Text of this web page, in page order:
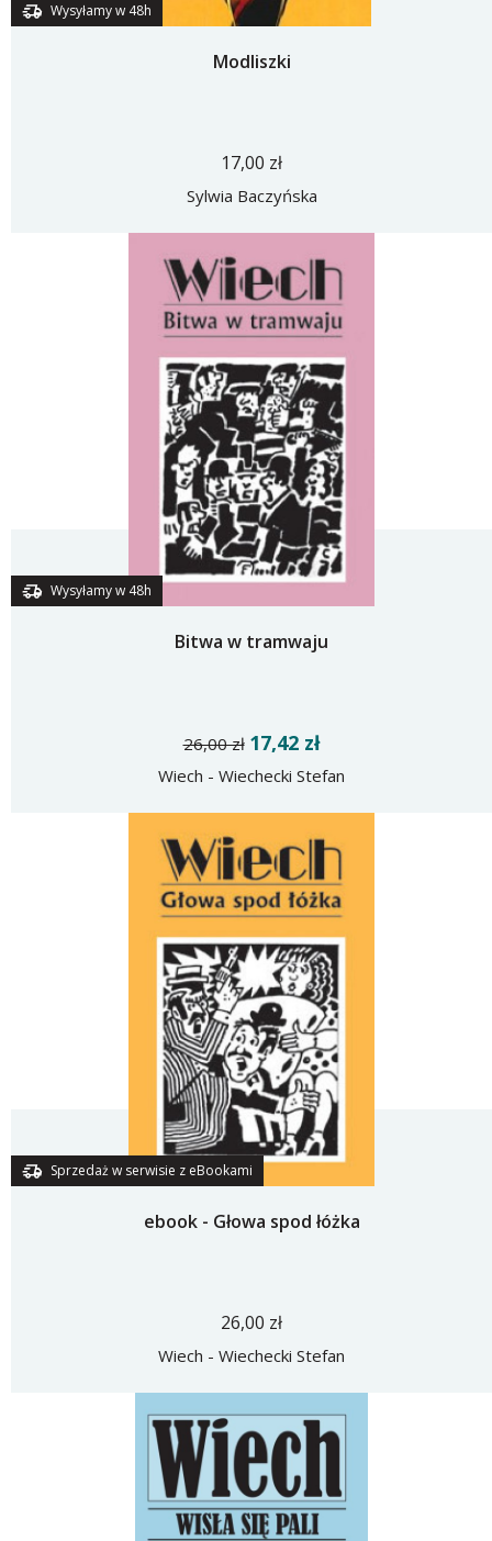
Wysyłamy w 48h
Modliszki
17,00 zł
Sylwia Baczyńska
Wysyłamy w 48h
Bitwa w tramwaju
26,00 zł 17,42 zł
Wiech - Wiechecki Stefan
Sprzedaż w serwisie z eBookami
ebook - Głowa spod łóżka
26,00 zł
Wiech - Wiechecki Stefan